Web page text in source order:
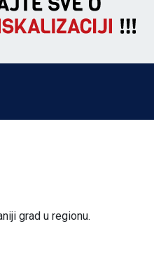
grad u regionu.